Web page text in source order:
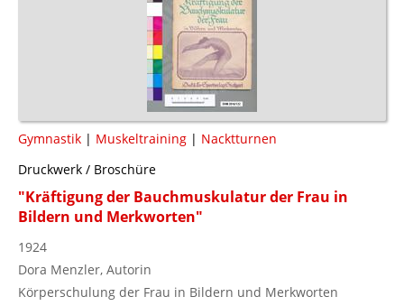
Gymnastik | Muskeltraining | Nacktturnen
Druckwerk / Broschüre
"Kräftigung der Bauchmuskulatur der Frau in
Bildern und Merkworten"
1924
Dora Menzler, Autorin
Körperschulung der Frau in Bildern und Merkworten